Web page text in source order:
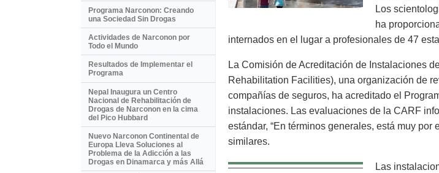
Los
ha
internados en el lugar a profesionales de 47
La Comisión de Acreditación de Instalaciones
Rehabilitation Facilities), una organización de
compañías de seguros, ha acreditado el
instalaciones. Las evaluaciones de la CARF
estándar, “En términos generales, está muy
similares.
Las
Programa Narconon: Creando
una Sociedad Sin Drogas
Actividades de Narconon por
Todo el Mundo
Resultados de Implementar el
Programa
Nepal Inaugura un Centro
Nacional de Rehabilitación de
Drogas de Narconon en la cima
del Pico Hubbard
Nuevo Narconon Continental de
Europa Lleva Soluciones al
Problema de la Adicción a las
Drogas en Dinamarca y más Allá